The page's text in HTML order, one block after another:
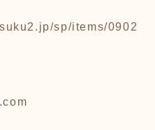
sp/items/0902